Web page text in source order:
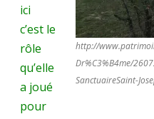
http://
Dr%C3%B4me/
SanctuaireSaint-
ici
c’est le
rôle
qu’elle
a joué
pour